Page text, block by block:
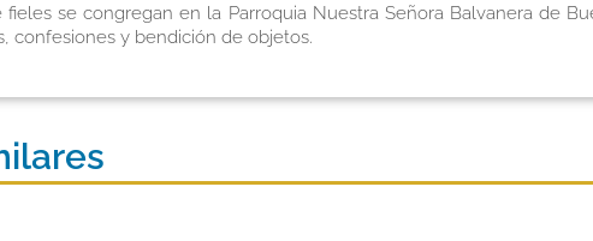
se congregan en la Parroquia Nuestra Señora Balvanera de
confesiones y bendición de objetos.